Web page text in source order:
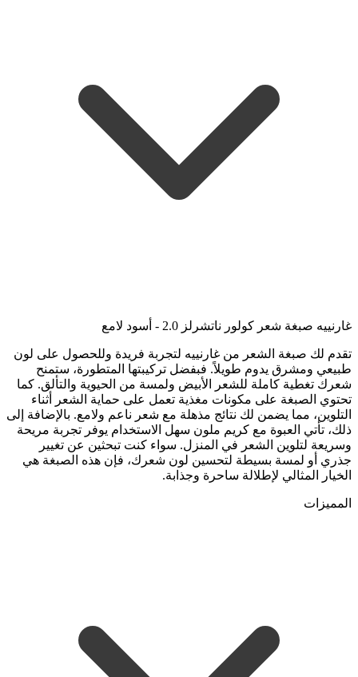
غارنييه صبغة شعر كولور ناتشرلز 2.0 - أسود لامع
تقدم لك صبغة الشعر من غارنييه لتجربة فريدة وللحصول على لون
طبيعي ومشرق يدوم طويلاً. فبفضل تركيبتها المتطورة، ستمنح
شعرك تغطية كاملة للشعر الأبيض ولمسة من الحيوية والتألق. كما
تحتوي الصبغة على مكونات مغذية تعمل على حماية الشعر أثناء
التلوين، مما يضمن لك نتائج مذهلة مع شعر ناعم ولامع. بالإضافة إلى
ذلك، تأتي العبوة مع كريم ملون سهل الاستخدام يوفر تجربة مريحة
وسريعة لتلوين الشعر في المنزل. سواء كنت تبحثين عن تغيير
جذري أو لمسة بسيطة لتحسين لون شعرك، فإن هذه الصبغة هي
الخيار المثالي لإطلالة ساحرة وجذابة.
المميزات